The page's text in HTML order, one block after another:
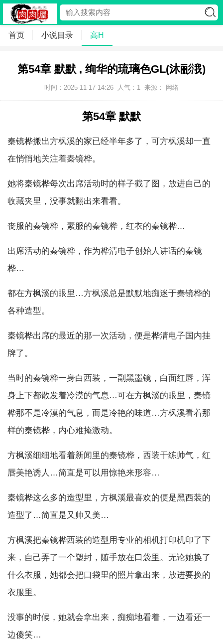
首页 小说目录 高H
第54章 默默 , 绚华的琉璃色GL(沐彨涐)
时间：2025-11-17 14:26 人气： 1 来源： 网络
第54章 默默
秦镜桦搬出方枫溪的家已经半年多了，可方枫溪却一直
在悄悄地关注着秦镜桦。
她将秦镜桦每次出席活动时的样子截了图，放进自己的
收藏夹里，没事就翻出来看看。
丧服的秦镜桦，素服的秦镜桦，红衣的秦镜桦…
出席活动的秦镜桦，作为桦清电子创始人讲话的秦镜
桦…
都在方枫溪的眼里…方枫溪总是默默地痴迷于秦镜桦的
各种造型。
秦镜桦出席的最近的那一次活动，便是桦清电子国内挂
牌了。
当时的秦镜桦一身白西装，一副黑墨镜，白面红唇，浑
身上下都散发着冷漠的气息…可在方枫溪的眼里，秦镜
桦那不是冷漠的气息，而是冷艳的味道…方枫溪看着那
样的秦镜桦，内心难掩激动。
方枫溪细细地看着新闻里的秦镜桦，西装干练帅气，红
唇美艳诱人…简直是可以用惊艳来形容…
秦镜桦这么多的造型里，方枫溪最喜欢的便是黑西装的
造型了…简直是又帅又美…
方枫溪把秦镜桦西装的造型用专业的相机打印机印了下
来，自己弄了一个塑封，随手放在口袋里。无论她换了
什么衣服，她都会把口袋里的照片拿出来，放进要换的
衣服里。
没事的时候，她就会拿出来，痴痴地看着，一边看还一
边傻笑…